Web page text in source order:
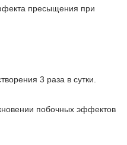
пресыщения при
3 раза в сутки.
побочных эффектов